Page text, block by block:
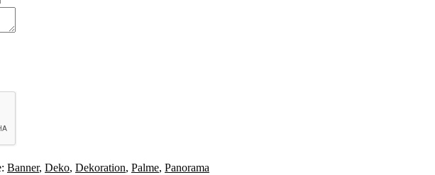
Banner, Deko, Dekoration, Palme, Panorama